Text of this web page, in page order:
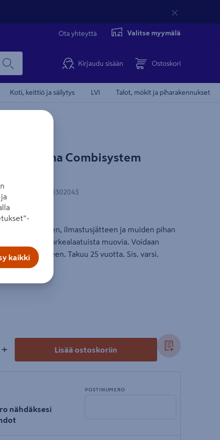
Ota yhteyttä Valitse myymälä
Kirjaudu sisään Ostoskori
Koti, keittiö ja säilytys LVI Talot, mökit ja piharakennukset
Gardena Combisystem
4078500302043
nurmen, ilmastusjätteen ja muiden pihan
43 cm. Korkealaatuista muovia. Voidaan
varteen. Takuu 25 vuotta. Sis. varsi.
+ Lisää ostoskoriin
nähdäksesi
POSTINUMERO
kaikki